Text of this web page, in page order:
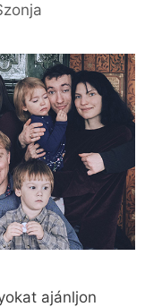
ajánljon